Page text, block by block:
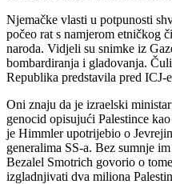
Njemačke vlasti u potpunosti
počeo rat s namjerom etničkog
naroda. Vidjeli su snimke iz
bombardiranja i gladovanja.
Republika predstavila pred ICJ-
Oni znaju da je izraelski
genocid opisujući Palestince
je Himmler upotrijebio o
generalima SS-a. Bez sumnje
Bezalel Smotrich govorio o
izgladnjivati ​​dva miliona